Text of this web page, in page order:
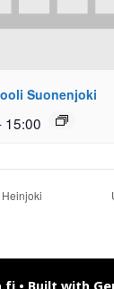
Suonenjoki
15:00